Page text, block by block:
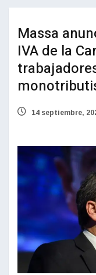
Massa
IVA de la
14 septiembre,